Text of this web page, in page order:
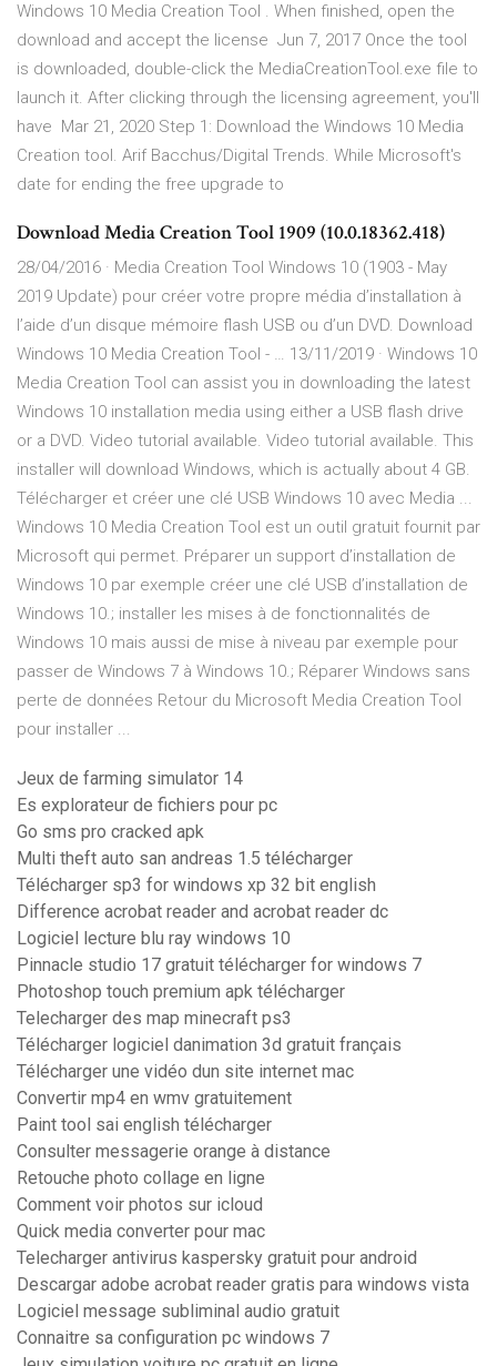
Windows 10 Media Creation Tool . When finished, open the
download and accept the license Jun 7, 2017 Once the tool
is downloaded, double-click the MediaCreationTool.exe file to
launch it. After clicking through the licensing agreement, you'll
have Mar 21, 2020 Step 1: Download the Windows 10 Media
Creation tool. Arif Bacchus/Digital Trends. While Microsoft's
date for ending the free upgrade to
Download Media Creation Tool 1909 (10.0.18362.418)
28/04/2016 · Media Creation Tool Windows 10 (1903 - May
2019 Update) pour créer votre propre média d’installation à
l’aide d’un disque mémoire flash USB ou d’un DVD. Download
Windows 10 Media Creation Tool - … 13/11/2019 · Windows 10
Media Creation Tool can assist you in downloading the latest
Windows 10 installation media using either a USB flash drive
or a DVD. Video tutorial available. Video tutorial available. This
installer will download Windows, which is actually about 4 GB.
Télécharger et créer une clé USB Windows 10 avec Media ...
Windows 10 Media Creation Tool est un outil gratuit fournit par
Microsoft qui permet. Préparer un support d’installation de
Windows 10 par exemple créer une clé USB d’installation de
Windows 10.; installer les mises à de fonctionnalités de
Windows 10 mais aussi de mise à niveau par exemple pour
passer de Windows 7 à Windows 10.; Réparer Windows sans
perte de données Retour du Microsoft Media Creation Tool
pour installer ...
Jeux de farming simulator 14
Es explorateur de fichiers pour pc
Go sms pro cracked apk
Multi theft auto san andreas 1.5 télécharger
Télécharger sp3 for windows xp 32 bit english
Difference acrobat reader and acrobat reader dc
Logiciel lecture blu ray windows 10
Pinnacle studio 17 gratuit télécharger for windows 7
Photoshop touch premium apk télécharger
Telecharger des map minecraft ps3
Télécharger logiciel danimation 3d gratuit français
Télécharger une vidéo dun site internet mac
Convertir mp4 en wmv gratuitement
Paint tool sai english télécharger
Consulter messagerie orange à distance
Retouche photo collage en ligne
Comment voir photos sur icloud
Quick media converter pour mac
Telecharger antivirus kaspersky gratuit pour android
Descargar adobe acrobat reader gratis para windows vista
Logiciel message subliminal audio gratuit
Connaitre sa configuration pc windows 7